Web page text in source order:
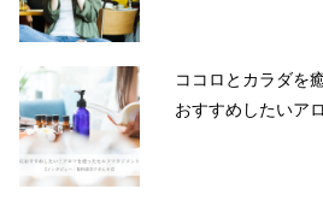
ココロとカラダを
おすすめしたいア